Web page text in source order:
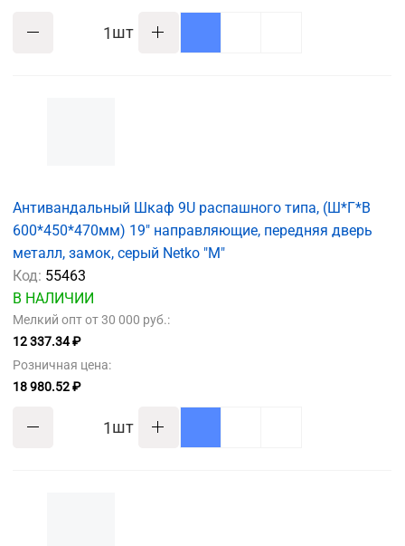
шт
Антивандальный Шкаф 9U распашного типа, (Ш*Г*В
600*450*470мм) 19" направляющие, передняя дверь
металл, замок, серый Netko "M"
Код: 55463
В НАЛИЧИИ
Мелкий опт от 30 000 руб.:
12 337.34 ₽
Розничная цена:
18 980.52 ₽
шт